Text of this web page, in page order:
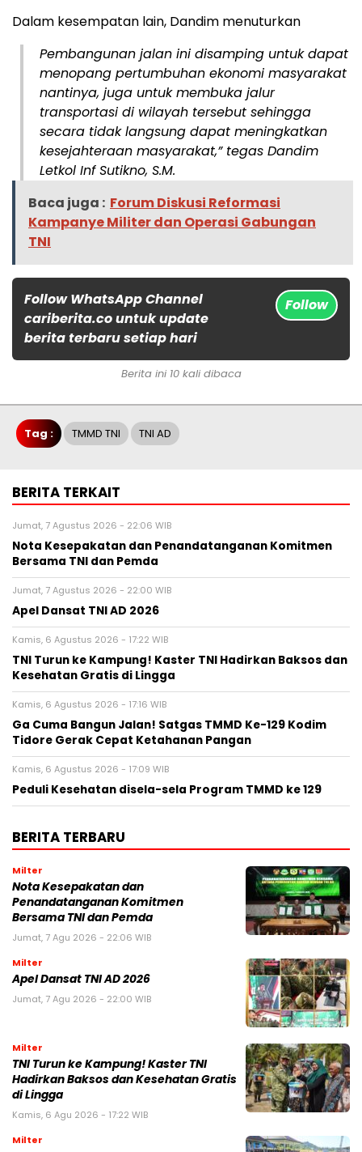
Dalam kesempatan lain, Dandim menuturkan
Pembangunan jalan ini disamping untuk dapat
menopang pertumbuhan ekonomi masyarakat
nantinya, juga untuk membuka jalur
transportasi di wilayah tersebut sehingga
secara tidak langsung dapat meningkatkan
kesejahteraan masyarakat,” tegas Dandim
Letkol Inf Sutikno, S.M.
Baca juga : Forum Diskusi Reformasi
Kampanye Militer dan Operasi Gabungan
TNI
Follow WhatsApp Channel
cariberita.co untuk update
berita terbaru setiap hari
Follow
Berita ini 10 kali dibaca
Tag : TMMD TNI TNI AD
BERITA TERKAIT
Jumat, 7 Agustus 2026 - 22:06 WIB
Nota Kesepakatan dan Penandatanganan Komitmen
Bersama TNI dan Pemda
Jumat, 7 Agustus 2026 - 22:00 WIB
Apel Dansat TNI AD 2026
Kamis, 6 Agustus 2026 - 17:22 WIB
TNI Turun ke Kampung! Kaster TNI Hadirkan Baksos dan
Kesehatan Gratis di Lingga
Kamis, 6 Agustus 2026 - 17:16 WIB
Ga Cuma Bangun Jalan! Satgas TMMD Ke-129 Kodim
Tidore Gerak Cepat Ketahanan Pangan
Kamis, 6 Agustus 2026 - 17:09 WIB
Peduli Kesehatan disela-sela Program TMMD ke 129
BERITA TERBARU
Milter
Nota Kesepakatan dan
Penandatanganan Komitmen
Bersama TNI dan Pemda
Jumat, 7 Agu 2026 - 22:06 WIB
Milter
Apel Dansat TNI AD 2026
Jumat, 7 Agu 2026 - 22:00 WIB
Milter
TNI Turun ke Kampung! Kaster TNI
Hadirkan Baksos dan Kesehatan Gratis
di Lingga
Kamis, 6 Agu 2026 - 17:22 WIB
Milter